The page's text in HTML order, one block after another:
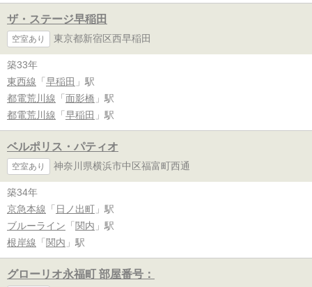
ザ・ステージ早稲田
空室あり 東京都新宿区西早稲田
築33年
東西線 「 早稲田 」駅
都電荒川線 「 面影橋 」駅
都電荒川線 「 早稲田 」駅
ベルポリス・パティオ
空室あり 神奈川県横浜市中区福富町西通
築34年
京急本線 「 日ノ出町 」駅
ブルーライン 「 関内 」駅
根岸線 「 関内 」駅
グローリオ永福町 部屋番号：